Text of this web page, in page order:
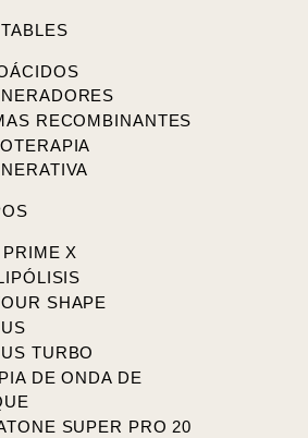
RECOMBINANTES
X
SHAPE
TURBO
DE ONDA DE
SUPER PRO 20